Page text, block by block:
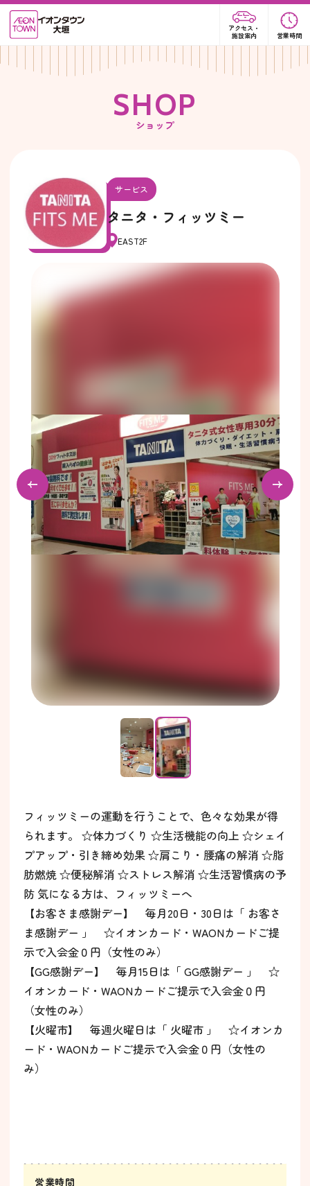
アクセス・
施設案内
営業時間
SHOP
ショップ
サービス
タニタ・フィッツミー
EAST2F
フィッツミーの運動を行うことで、色々な効果が得
られます。 ☆体力づくり ☆生活機能の向上 ☆シェイ
プアップ・引き締め効果 ☆肩こり・腰痛の解消 ☆脂
肪燃焼 ☆便秘解消 ☆ストレス解消 ☆生活習慣病の予
防 気になる方は、フィッツミーへ
【お客さま感謝デー】 毎月20日・30日は「 お客さ
ま感謝デー 」 ☆イオンカード・WAONカードご提
示で入会金０円（女性のみ）
【GG感謝デー】 毎月15日は「 GG感謝デー 」 ☆
イオンカード・WAONカードご提示で入会金０円
（女性のみ）
【火曜市】 毎週火曜日は「 火曜市 」 ☆イオンカ
ード・WAONカードご提示で入会金０円（女性の
み）
営業時間